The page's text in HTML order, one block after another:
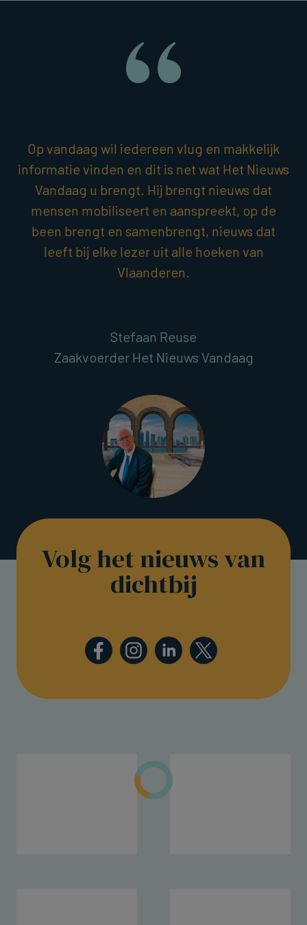
Op vandaag wil iedereen vlug en makkelijk
informatie vinden en dit is net wat Het Nieuws
Vandaag u brengt. Hij brengt nieuws dat
mensen mobiliseert en aanspreekt, op de
been brengt en samenbrengt, nieuws dat
leeft bij elke lezer uit alle hoeken van
Vlaanderen.
Stefaan Reuse
Zaakvoerder Het Nieuws Vandaag
Volg het nieuws van
dichtbij